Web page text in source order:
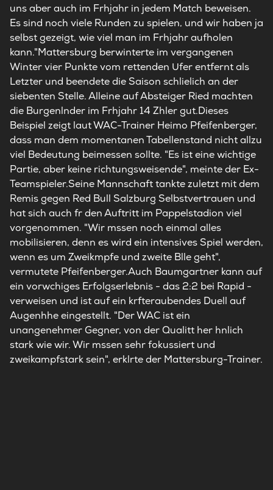
uns aber auch im Frhjahr in jedem Match beweisen.
Es sind noch viele Runden zu spielen, und wir haben ja
selbst gezeigt, wie viel man im Frhjahr aufholen
kann."Mattersburg berwinterte im vergangenen
Winter vier Punkte vom rettenden Ufer entfernt als
Letzter und beendete die Saison schlielich an der
siebenten Stelle. Alleine auf Absteiger Ried machten
die Burgenlnder im Frhjahr 14 Zhler gut.Dieses
Beispiel zeigt laut WAC-Trainer Heimo Pfeifenberger,
dass man dem momentanen Tabellenstand nicht allzu
viel Bedeutung beimessen sollte. "Es ist eine wichtige
Partie, aber keine richtungsweisende", meinte der Ex-
Teamspieler.Seine Mannschaft tankte zuletzt mit dem
Remis gegen Red Bull Salzburg Selbstvertrauen und
hat sich auch fr den Auftritt im Pappelstadion viel
vorgenommen. "Wir mssen noch einmal alles
mobilisieren, denn es wird ein intensives Spiel werden,
wenn es um Zweikmpfe und zweite Blle geht",
vermutete Pfeifenberger.Auch Baumgartner kann auf
ein vorwchiges Erfolgserlebnis - das 2:2 bei Rapid -
verweisen und ist auf ein krfteraubendes Duell auf
Augenhhe eingestellt. "Der WAC ist ein
unangenehmer Gegner, von der Qualitt her hnlich
stark wie wir. Wir mssen sehr fokussiert und
zweikampfstark sein", erklrte der Mattersburg-Trainer.